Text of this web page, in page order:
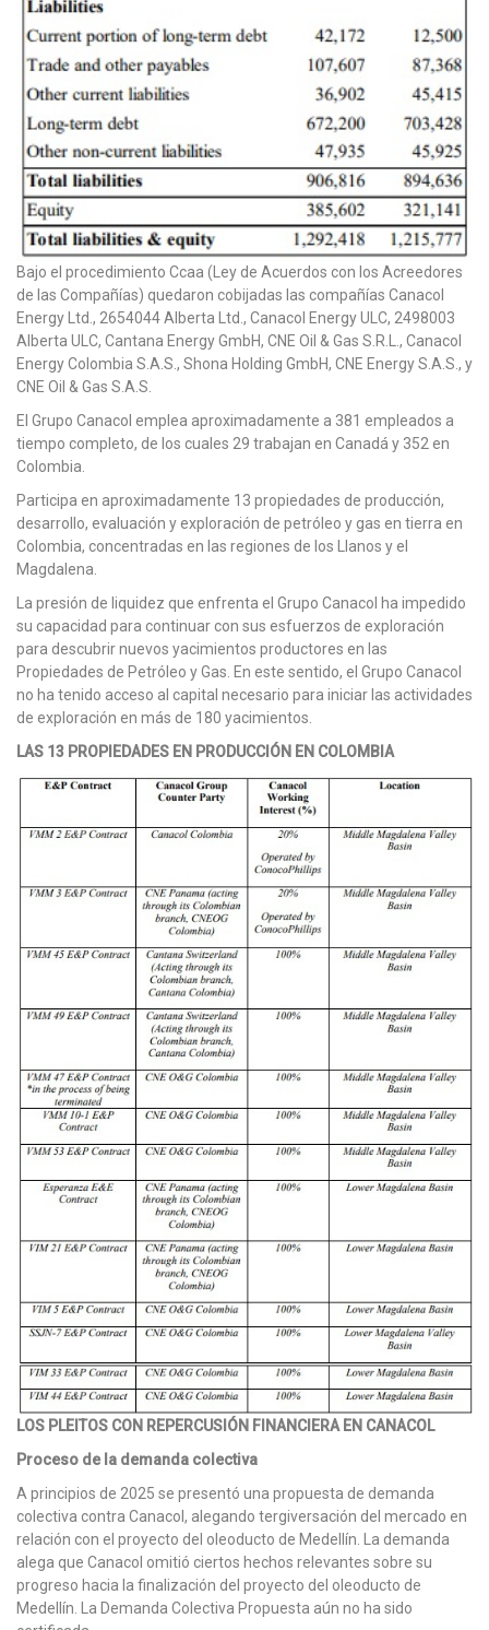
Bajo el procedimiento Ccaa (Ley de Acuerdos con los Acreedores
de las Compañías) quedaron cobijadas las compañías Canacol
Energy Ltd., 2654044 Alberta Ltd., Canacol Energy ULC, 2498003
Alberta ULC, Cantana Energy GmbH, CNE Oil & Gas S.R.L., Canacol
Energy Colombia S.A.S., Shona Holding GmbH, CNE Energy S.A.S., y
CNE Oil & Gas S.A.S.
El Grupo Canacol emplea aproximadamente a 381 empleados a
tiempo completo, de los cuales 29 trabajan en Canadá y 352 en
Colombia.
Participa en aproximadamente 13 propiedades de producción,
desarrollo, evaluación y exploración de petróleo y gas en tierra en
Colombia, concentradas en las regiones de los Llanos y el
Magdalena.
La presión de liquidez que enfrenta el Grupo Canacol ha impedido
su capacidad para continuar con sus esfuerzos de exploración
para descubrir nuevos yacimientos productores en las
Propiedades de Petróleo y Gas. En este sentido, el Grupo Canacol
no ha tenido acceso al capital necesario para iniciar las actividades
de exploración en más de 180 yacimientos.
LAS 13 PROPIEDADES EN PRODUCCIÓN EN COLOMBIA
LOS PLEITOS CON REPERCUSIÓN FINANCIERA EN CANACOL
Proceso de la demanda colectiva
A principios de 2025 se presentó una propuesta de demanda
colectiva contra Canacol, alegando tergiversación del mercado en
relación con el proyecto del oleoducto de Medellín. La demanda
alega que Canacol omitió ciertos hechos relevantes sobre su
progreso hacia la finalización del proyecto del oleoducto de
Medellín. La Demanda Colectiva Propuesta aún no ha sido